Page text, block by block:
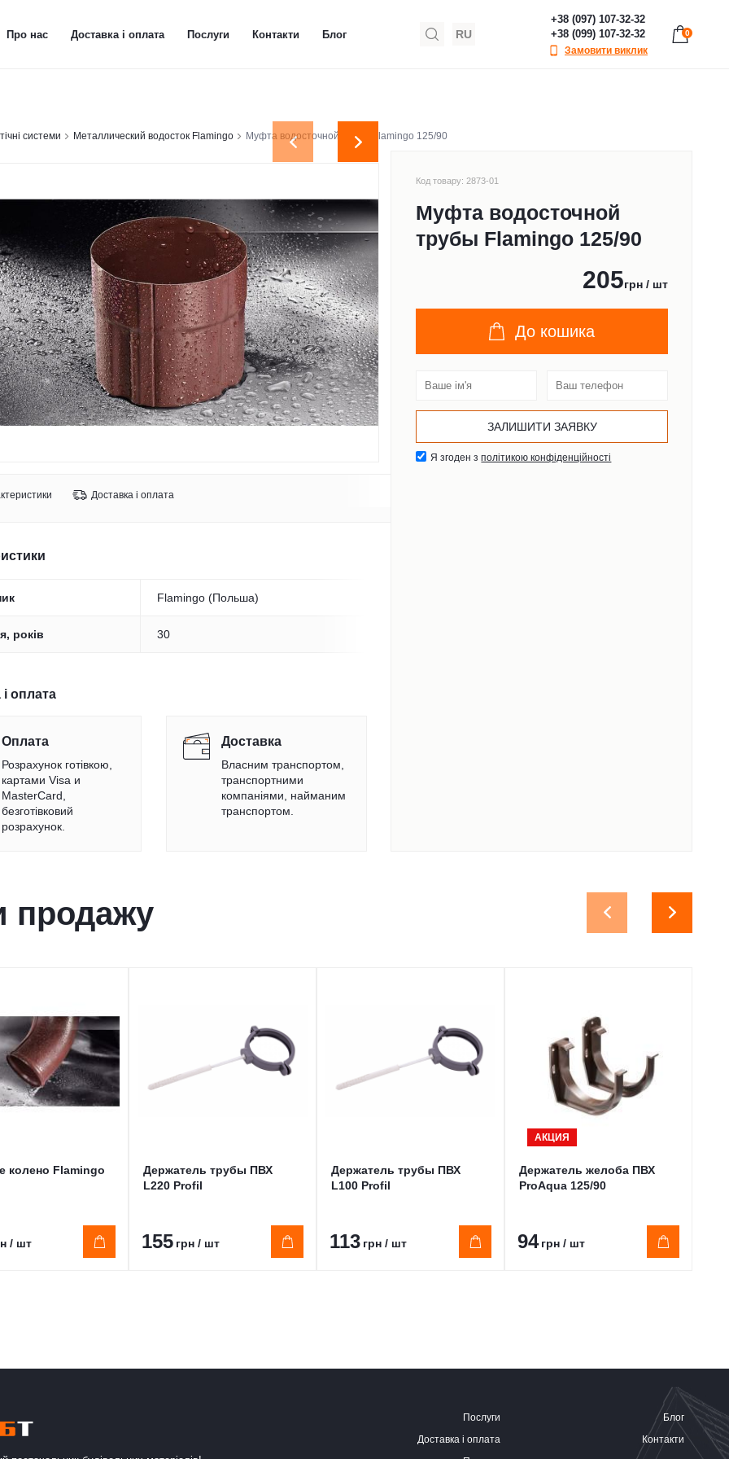
Про нас Доставка і оплата Послуги Контакти Блог RU
+38 (097) 107-32-32
+38 (099) 107-32-32
Замовити виклик
0
системи Металлический водосток Flamingo Муфта водосточной трубы Flamingo 125/90
Код товару: 2873-01
Муфта водосточной
трубы Flamingo 125/90
205грн / шт
До кошика
Я згоден зполітикою конфіденційності
Доставка і оплата
Flamingo (Польша)
років 30
оплата
Оплата
Розрахунок готівкою,
картами Visa и
MasterCard,
безготівковий
розрахунок.
Доставка
Власним транспортом,
транспортними
компаніями, найманим
транспортом.
продажу
колено Flamingo
/ шт
Держатель трубы ПВХ
L220 Profil
155 грн / шт
Держатель трубы ПВХ
L100 Profil
113 грн / шт
АКЦИЯ
Держатель желоба ПВХ
ProAqua 125/90
94 грн / шт
Послуги
Блог
Доставка і оплата
Контакти